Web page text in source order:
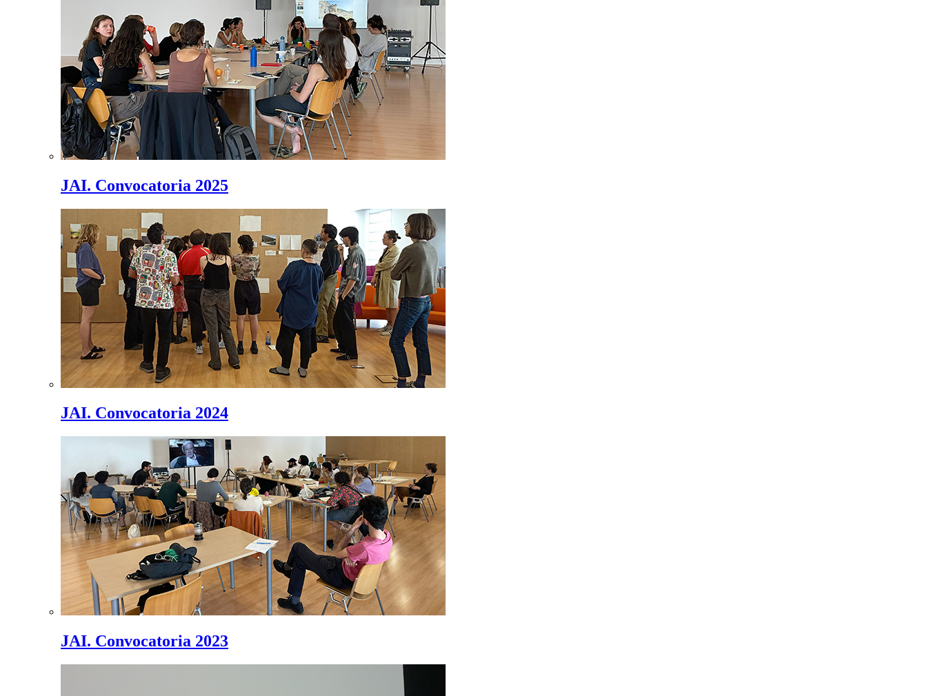
JAI. Convocatoria 2025
JAI. Convocatoria 2024
JAI. Convocatoria 2023